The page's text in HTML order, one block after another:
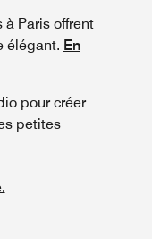
à Paris offrent
élégant. En
pour créer
petites